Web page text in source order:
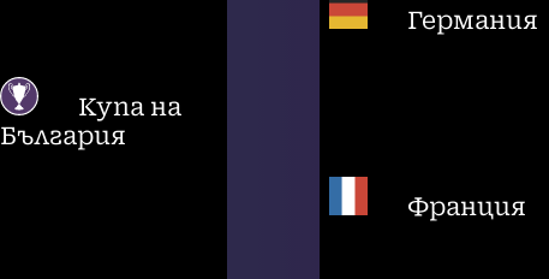
Купа на
България
Германия
Франция